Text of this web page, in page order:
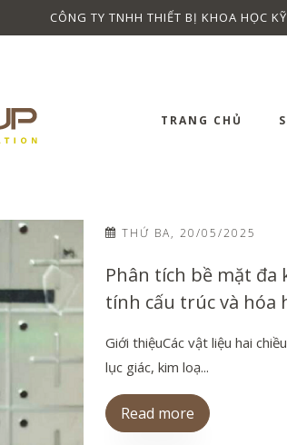
CÔNG TY TNHH THIẾT BỊ KHOA HỌC
TRANG CHỦ
THỨ BA, 20/05/2025
Phân tích bề mặt đa
tính cấu trúc và hóa
Giới thiệuCác vật liệu hai
lục giác, kim loạ...
Read more